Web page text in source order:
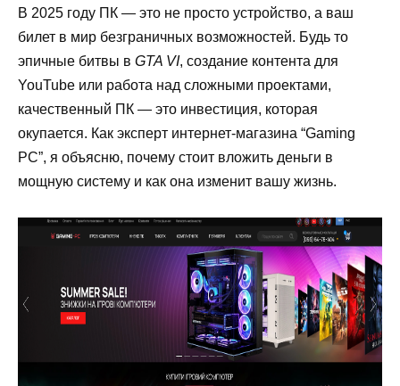
В 2025 году ПК — это не просто устройство, а ваш
билет в мир безграничных возможностей. Будь то
эпичные битвы в GTA VI, создание контента для
YouTube или работа над сложными проектами,
качественный ПК — это инвестиция, которая
окупается. Как эксперт интернет-магазина “Gaming
PC”, я объясню, почему стоит вложить деньги в
мощную систему и как она изменит вашу жизнь.